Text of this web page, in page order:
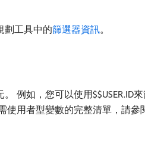
劃工具中的篩選器資訊。
例如，您可以使用$$USER.ID
使用者型變數的完整清單，請參